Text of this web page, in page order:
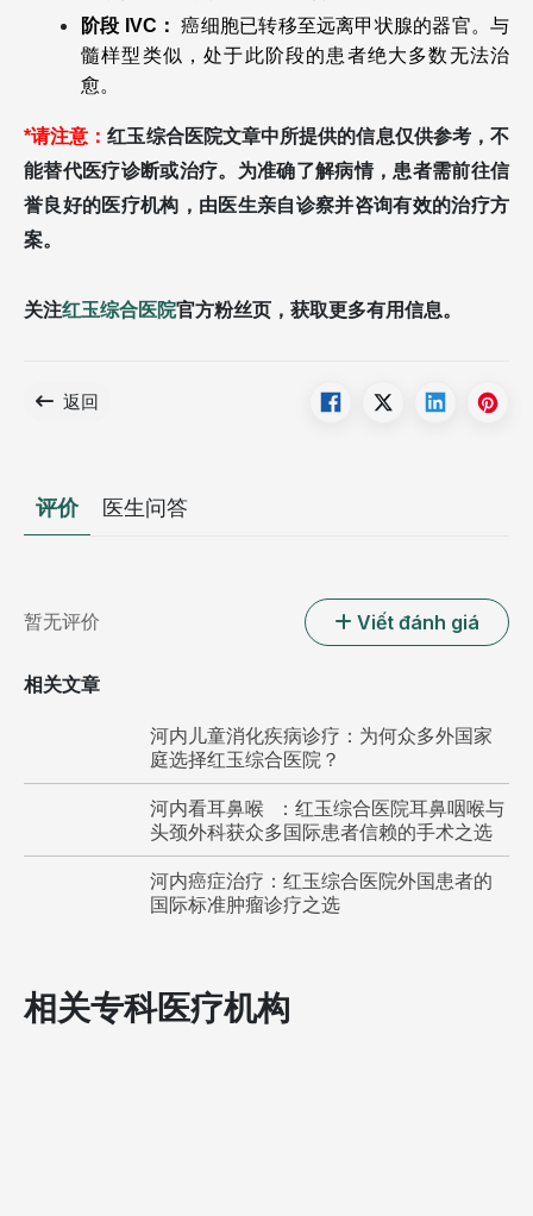
阶段 IVC： 癌细胞已转移至远离甲状腺的器官。与
髓样型类似，处于此阶段的患者绝大多数无法治
愈。
*请注意：红玉综合医院文章中所提供的信息仅供参考，不
能替代医疗诊断或治疗。为准确了解病情，患者需前往信
誉良好的医疗机构，由医生亲自诊察并咨询有效的治疗方
案。
关注红玉综合医院官方粉丝页，获取更多有用信息。
返回
评价 医生问答
暂无评价 Viết đánh giá
相关文章
河内儿童消化疾病诊疗：为何众多外国家
庭选择红玉综合医院？
河内看耳鼻喉 ：红玉综合医院耳鼻咽喉与
头颈外科获众多国际患者信赖的手术之选
河内癌症治疗：红玉综合医院外国患者的
国际标准肿瘤诊疗之选
相关专科医疗机构